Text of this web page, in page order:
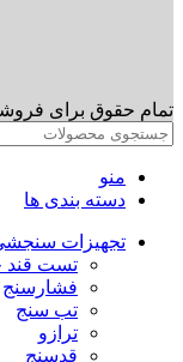
تمام حقوق برای
منو
دسته بندی ها
تجهیزات
تست قند
فشارسنج
تب سنج
ترازو
قدسنج